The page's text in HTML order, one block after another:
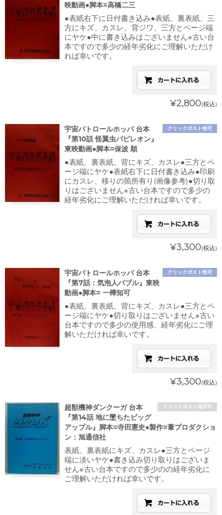
映動画●脚本=高橋二三
●表紙右下に日付書き込み●表紙、裏表紙、三
方にキズ、カスレ、背ジワ、三方とページ端
にヤケ●中に書き込みはございません※古い台
本ですので多少の経年劣化にご理解いただけ
れば幸いです。
¥2,800(税込)
クリックポスト他可
宇宙パトロールホッパ 台本
『第10話 怪翼虫パピレオン』
東映動画●脚本=保波 順
●表紙、裏表紙、背にキズ、カスレ●三方とペ
ージ端にヤケ●表紙右下に日付書き込み●印刷
にカスレ、移りの箇所有り(画像参考)●切り取
りはございません※古い台本ですので多少の
経年劣化にご理解いただければ幸いです。
¥3,300(税込)
クリックポスト他可
宇宙パトロールホッパ 台本
『第7話：気泡人バブル』東映
動画●脚本= 一樺知可
●表紙、裏表紙、背にキズ、カスレ●三方とペ
ージ端にヤケ●切り取りはございません※古い
台本ですので多少の使用感、経年劣化にご理
解いただければ幸いです。
¥3,300(税込)
クリックポスト他不可
超獣機神ダンクーガ 台本
『第14話 地に墜ちたビッグ
アップル』脚本=寺田憲史●製作=葦プロダクショ
ン：旭通信社
表紙、裏表紙にキズ、カスレ●三方とページ
端に淡いヤケ●書き込み切り取りはございま
せん※古い台本ですので多少のの経年劣化に
ご理解いただければ幸いです。